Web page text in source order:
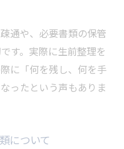
通や、必要書類の保管
す。実際に生前整理を
に「何を残し、何を手
ったという声もありま
について